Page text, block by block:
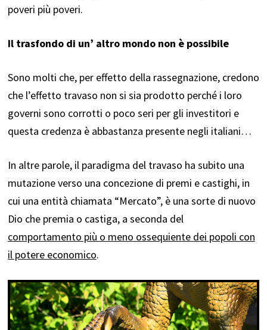
poveri più poveri.
Il trasfondo di un’ altro mondo non è possibile
Sono molti che, per effetto della rassegnazione, credono
che l’effetto travaso non si sia prodotto perché i loro
governi sono corrotti o poco seri per gli investitori e
questa credenza è abbastanza presente negli italiani…
In altre parole, il paradigma del travaso ha subito una
mutazione verso una concezione di premi e castighi, in
cui una entità chiamata “Mercato”, è una sorte di nuovo
Dio che premia o castiga, a seconda del
comportamento più o meno ossequiente dei popoli con
il potere economico.